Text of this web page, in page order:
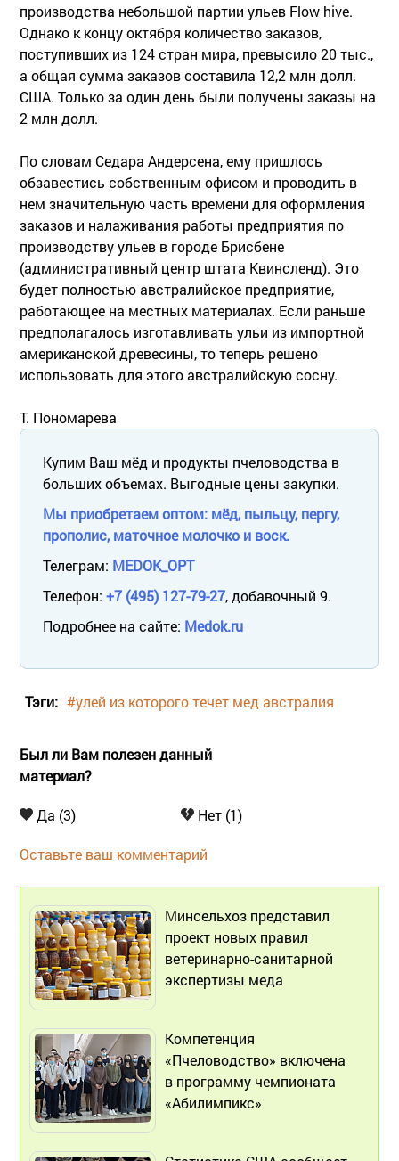
производства небольшой партии ульев Flow hive.
Однако к концу октября количество заказов,
поступивших из 124 стран мира, превысило 20 тыс.,
а общая сумма заказов составила 12,2 млн долл.
США. Только за один день были получены заказы на
2 млн долл.
По словам Седара Андерсена, ему пришлось
обзавестись собственным офисом и проводить в
нем значительную часть времени для оформления
заказов и налаживания работы предприятия по
производству ульев в городе Брисбене
(административный центр штата Квинсленд). Это
будет полностью австралийское предприятие,
работающее на местных материалах. Если раньше
предполагалось изготавливать ульи из импортной
американской древесины, то теперь решено
использовать для этого австралийскую сосну.
Т. Пономарева
Купим Ваш мёд и продукты пчеловодства в
больших объемах. Выгодные цены закупки.
Мы приобретаем оптом: мёд, пыльцу, пергу,
прополис, маточное молочко и воск.
Телеграм: MEDOK_OPT
Телефон: +7 (495) 127-79-27, добавочный 9.
Подробнее на сайте: Medok.ru
Тэги: #улей из которого течет мед австралия
Был ли Вам полезен данный
материал?
Да (3) Нет (1)
Оставьте ваш комментарий
Минсельхоз представил
проект новых правил
ветеринарно-санитарной
экспертизы меда
Компетенция
«Пчеловодство» включена
в программу чемпионата
«Абилимпикс»